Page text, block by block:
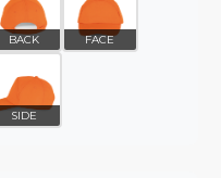
BACK FACE
SIDE